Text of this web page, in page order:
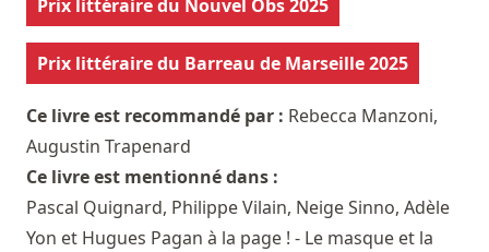
Prix littéraire du Nouvel Obs 2025
Prix littéraire du Barreau de Marseille 2025
Ce livre est recommandé par : Rebecca Manzoni,
Augustin Trapenard
Ce livre est mentionné dans :
Pascal Quignard, Philippe Vilain, Neige Sinno, Adèle
Yon et Hugues Pagan à la page ! - Le masque et la